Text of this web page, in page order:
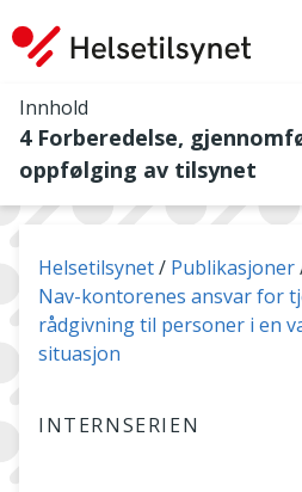
Innhold
4 Forberedelse,
oppfølging av tilsynet
Du er her:
Helsetilsynet Publikasjoner
Nav-kontorenes ansvar for
rådgivning til personer i en
situasjon
INTERNSERIEN